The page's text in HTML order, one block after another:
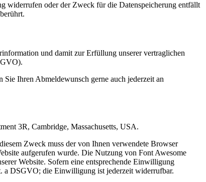
widerrufen oder der Zweck für die Datenspeicherung entfällt
und damit zur Erfüllung unserer vertraglichen
Ihren Abmeldewunsch gerne auch jederzeit an
3R, Cambridge, Massachusetts, USA.
Zweck muss der von Ihnen verwendete Browser
aufgerufen wurde. Die Nutzung von Font Awesome
Website. Sofern eine entsprechende Einwilligung
a DSGVO; die Einwilligung ist jederzeit widerrufbar.